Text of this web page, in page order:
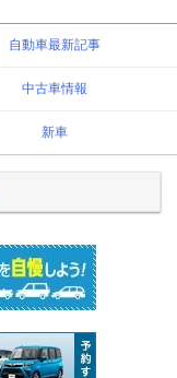
自動車最新記事
中古車情報
新車